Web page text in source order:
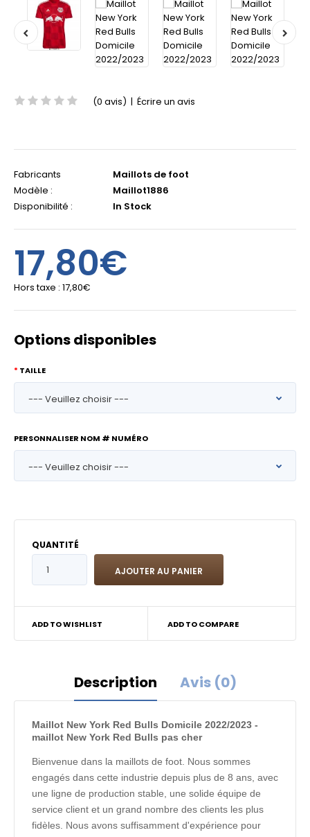
(0 avis) | Écrire un avis
Fabricants
Maillots de foot
Modèle :
Maillot1886
Disponibilité :
In Stock
17,80€
Hors taxe : 17,80€
Options disponibles
TAILLE
PERSONNALISER NOM # NUMÉRO
QUANTITÉ
ADD TO WISHLIST ADD TO COMPARE
Description Avis (0)
Maillot New York Red Bulls Domicile 2022/2023 -
maillot New York Red Bulls pas cher
Bienvenue dans la maillots de foot. Nous sommes
engagés dans cette industrie depuis plus de 8 ans, avec
une ligne de production stable, une solide équipe de
service client et un grand nombre des clients les plus
fidèles. Nous avons suffisamment d'expérience pour